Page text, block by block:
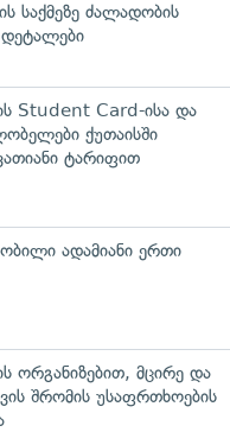
საქმეზე ძალადობის
დეტალები
Student Card-ისა და
ქუთაისში
ტარიფით
ადამიანი ერთი
ორგანიზებით, მცირე და
შრომის უსაფრთხოების